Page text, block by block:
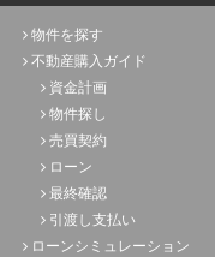
物件を探す
不動産購入ガイド
資金計画
物件探し
売買契約
ローン
最終確認
引渡し支払い
ローンシミュレーション